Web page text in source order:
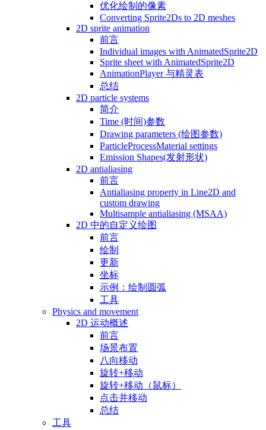
优化绘制的像素
Converting Sprite2Ds to 2D meshes
2D sprite animation
前言
Individual images with AnimatedSprite2D
Sprite sheet with AnimatedSprite2D
AnimationPlayer 与精灵表
总结
2D particle systems
简介
Time (时间)参数
Drawing parameters (绘图参数)
ParticleProcessMaterial settings
Emission Shapes(发射形状)
2D antialiasing
前言
Antialiasing property in Line2D and
custom drawing
Multisample antialiasing (MSAA)
2D 中的自定义绘图
前言
绘制
更新
坐标
示例：绘制圆弧
工具
Physics and movement
2D 运动概述
前言
场景布置
八向移动
旋转+移动
旋转+移动（鼠标）
点击并移动
总结
工具